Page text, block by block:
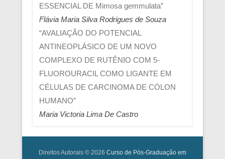
ESSENCIAL DE Mimosa gemmulata”
Flávia Maria Silva Rodrigues de Souza
“AVALIAÇÃO DO POTENCIAL
ANTINEOPLÁSICO DE UM NOVO
COMPLEXO DE RUTÊNIO COM 5-
FLUOROURACIL COMO LIGANTE EM
CÉLULAS DE CARCINOMA DE CÓLON
HUMANO”
Maria Victoria Lima De Castro
Direitos Autorais © 2026 Curso de Pós-Graduação em